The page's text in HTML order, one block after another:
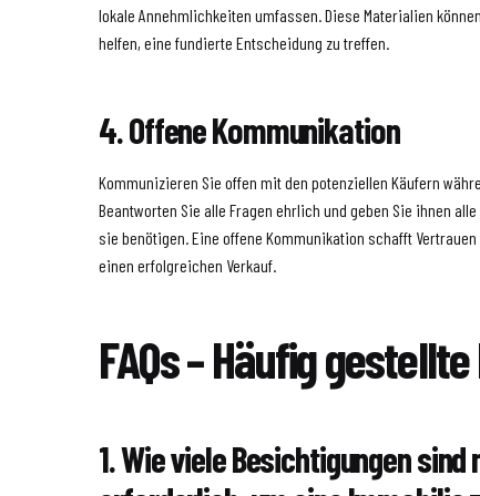
lokale Annehmlichkeiten umfassen. Diese Materialien
helfen, eine fundierte Entscheidung zu treffen.
4. Offene Kommunikation
Kommunizieren Sie offen mit den potenziellen Käufern
Beantworten Sie alle Fragen ehrlich und geben Sie ihnen
sie benötigen. Eine offene Kommunikation schafft Vertrauen
einen erfolgreichen Verkauf.
FAQs – Häufig gestellte
1. Wie viele Besichtigungen sind